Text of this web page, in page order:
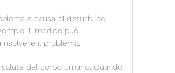
a causa di disturbi del
il medico può
il problema.
del corpo umano. Quando